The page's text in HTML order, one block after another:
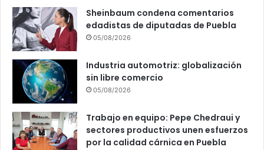
Sheinbaum condena comentarios
edadistas de diputadas de Puebla
05/08/2026
Industria automotriz: globalización
sin libre comercio
05/08/2026
Trabajo en equipo: Pepe Chedraui y
sectores productivos unen esfuerzos
por la calidad cárnica en Puebla